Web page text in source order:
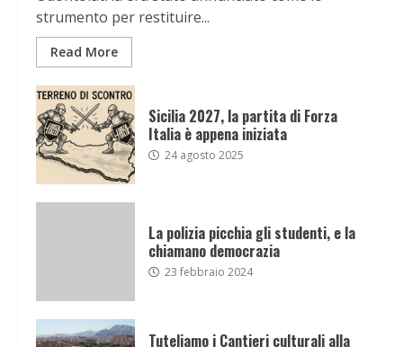
strumento per restituire...
Read More
Sicilia 2027, la partita di Forza
Italia è appena iniziata
24 agosto 2025
La polizia picchia gli studenti, e la
chiamano democrazia
23 febbraio 2024
Tuteliamo i Cantieri culturali alla